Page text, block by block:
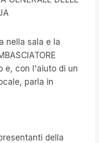
nella sala e la
e, con l'aiuto di un
parla in
della